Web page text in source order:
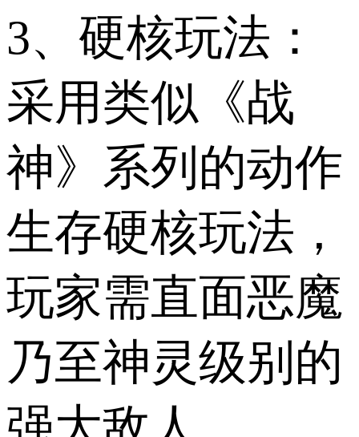
3、硬核玩法：
采用类似《战
神》系列的动作
生存硬核玩法，
玩家需直面恶魔
乃至神灵级别的